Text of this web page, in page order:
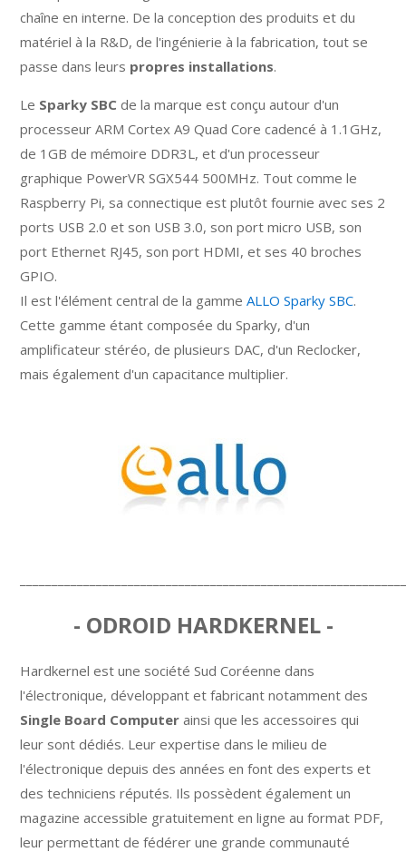
chaîne en interne. De la conception des produits et du
matériel à la R&D, de l'ingénierie à la fabrication, tout se
passe dans leurs propres installations.
Le Sparky SBC de la marque est conçu autour d'un
processeur ARM Cortex A9 Quad Core cadencé à 1.1GHz,
de 1GB de mémoire DDR3L, et d'un processeur
graphique PowerVR SGX544 500MHz. Tout comme le
Raspberry Pi, sa connectique est plutôt fournie avec ses 2
ports USB 2.0 et son USB 3.0, son port micro USB, son
port Ethernet RJ45, son port HDMI, et ses 40 broches
GPIO.
Il est l'élément central de la gammeALLO Sparky SBC.
Cette gamme étant composée du Sparky, d'un
amplificateur stéréo, de plusieurs DAC, d'un Reclocker,
mais également d'un capacitance multiplier.
- ODROID HARDKERNEL -
Hardkernel est une société Sud Coréenne dans
l'électronique, développant et fabricant notamment des
Single Board Computer ainsi que les accessoires qui
leur sont dédiés. Leur expertise dans le milieu de
l'électronique depuis des années en font des experts et
des techniciens réputés. Ils possèdent également un
magazine accessible gratuitement en ligne au format PDF,
leur permettant de fédérer une grande communauté